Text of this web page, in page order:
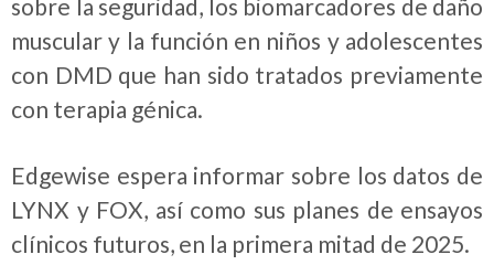
sobre la seguridad, los biomarcadores de daño
muscular y la función en niños y adolescentes
con DMD que han sido tratados previamente
con terapia génica.
Edgewise espera informar sobre los datos de
LYNX y FOX, así como sus planes de ensayos
clínicos futuros, en la primera mitad de 2025.